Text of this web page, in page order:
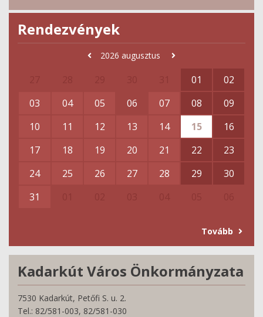
Rendezvények
2026 augusztus
01
02
03
04 05 06 07 08
09
10
11 12 13 14 15
16
17
18 19 20 21 22
23
24
25 26 27 28 29
30
31
Tovább
Kadarkút Város Önkormányzata
7530 Kadarkút, Petőfi S. u. 2.
Tel.: 82/581-003, 82/581-030